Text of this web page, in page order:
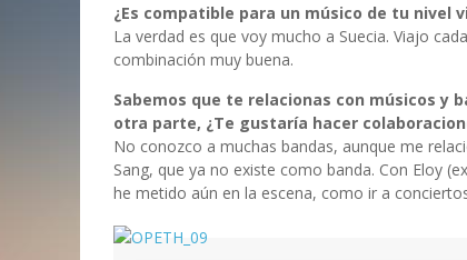
¿Es compatible para un músico de tu nivel
La verdad es que voy mucho a Suecia. Viajo
combinación muy buena.
Sabemos que te relacionas con músicos y
otra parte, ¿Te gustaría hacer
No conozco a muchas bandas, aunque me
Sang, que ya no existe como banda. Con Eloy
he metido aún en la escena, como ir a